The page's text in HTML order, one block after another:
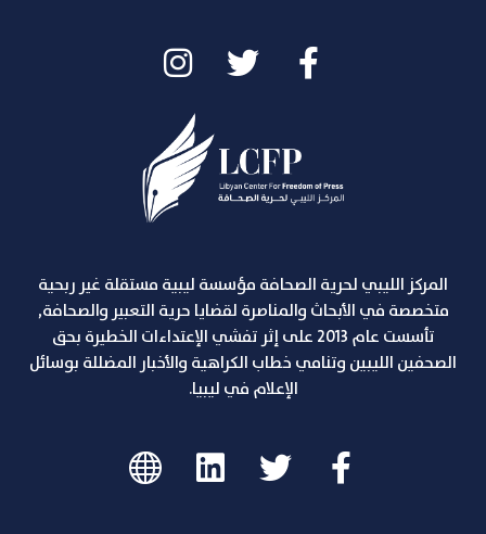
المركز الليبي لحرية الصحافة مؤسسة ليبية مستقلة غير ربحية
متخصصة في الأبحاث والمناصرة لقضايا حرية التعبير والصحافة,
تأسست عام 2013 على إثر تفشي الإعتداءات الخطيرة بحق
الصحفين الليبين وتنامي خطاب الكراهية والأخبار المضللة بوسائل
الإعلام في ليبيا.